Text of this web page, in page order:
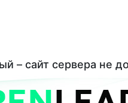
– сайт сервера не